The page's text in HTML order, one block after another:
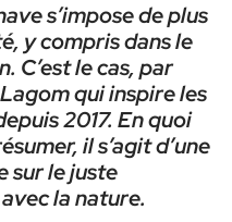
s’impose de plus
y compris dans le
C’est le cas, par
qui inspire les
2017. En quoi
il s’agit d’une
sur le juste
la nature.